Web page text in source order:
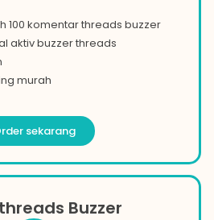
100 komentar threads buzzer
aktiv buzzer threads
murah
sekarang
Buzzer